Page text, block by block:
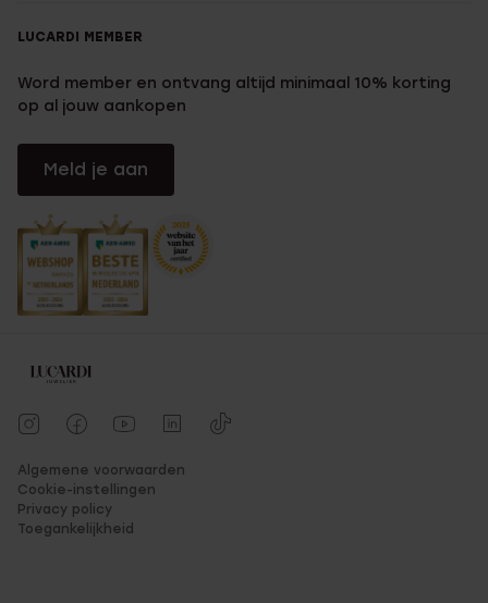
LUCARDI MEMBER
Word member en ontvang altijd minimaal 10% korting
op al jouw aankopen
Meld je aan
Algemene voorwaarden
Cookie-instellingen
Privacy policy
Toegankelijkheid